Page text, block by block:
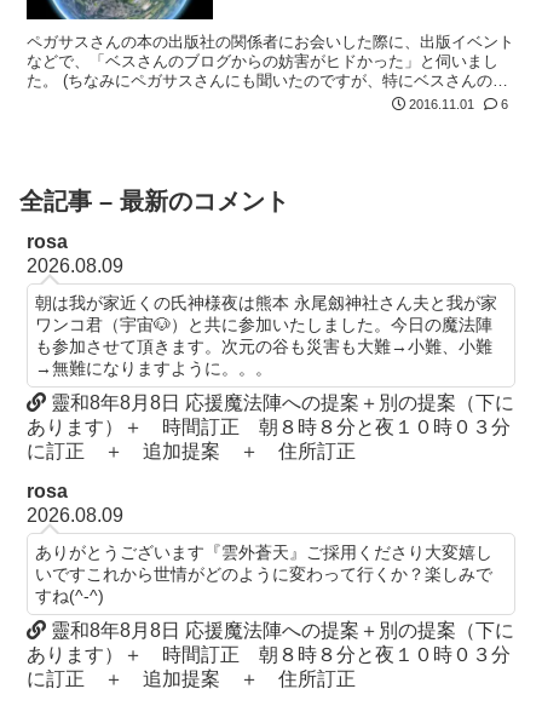
ペガサスさんの本の出版社の関係者にお会いした際に、出版イベント
などで、「ベスさんのブログからの妨害がヒドかった」と伺いまし
た。 (ちなみにペガサスさんにも聞いたのですが、特にベスさんの批
2016.11.01 6
全記事 – 最新のコメント
rosa
2026.08.09
朝は我が家近くの氏神様夜は熊本 永尾劔神社さん夫と我が家
ワンコ君（宇宙🐶）と共に参加いたしました。今日の魔法陣
も参加させて頂きます。次元の谷も災害も大難→小難、小難
→無難になりますように。。。
靈和8年8月8日 応援魔法陣への提案＋別の提案（下に
あります）＋ 時間訂正 朝８時８分と夜１０時０３分
に訂正 ＋ 追加提案 ＋ 住所訂正
rosa
2026.08.09
ありがとうございます『雲外蒼天』ご採用くださり大変嬉し
いですこれから世情がどのように変わって行くか？楽しみで
すね(^-^)
靈和8年8月8日 応援魔法陣への提案＋別の提案（下に
あります）＋ 時間訂正 朝８時８分と夜１０時０３分
に訂正 ＋ 追加提案 ＋ 住所訂正